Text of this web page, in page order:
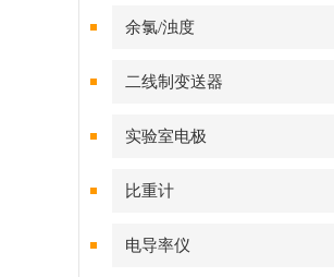
余氯/浊度
二线制变送器
实验室电极
比重计
电导率仪